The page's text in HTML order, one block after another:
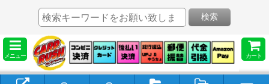
メニュー カート
検索